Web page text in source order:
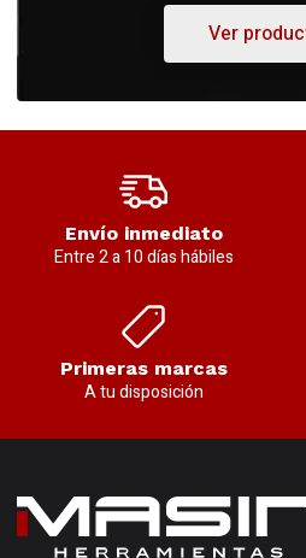
Ver
Envío inmediato
Entre 2 a 10 días hábiles
Primeras marcas
A tu disposición